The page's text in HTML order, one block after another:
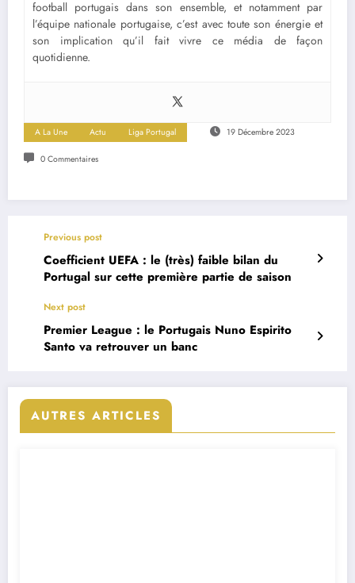
football portugais dans son ensemble, et notamment par
l’équipe nationale portugaise, c’est avec toute son énergie et
son implication qu’il fait vivre ce média de façon
quotidienne.
A La Une Actu Liga Portugal 19 Décembre 2023
0 Commentaires
Previous post
Coefficient UEFA : le (très) faible bilan du
Portugal sur cette première partie de saison
Next post
Premier League : le Portugais Nuno Espirito
Santo va retrouver un banc
AUTRES ARTICLES